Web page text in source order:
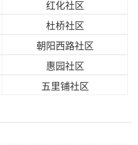
红化社区
杜桥社区
朝阳西路社区
惠园社区
五里铺社区